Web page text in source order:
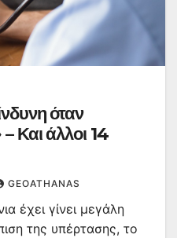
όταν
Και άλλοι 14
GEOATHANAS
έχει γίνει μεγάλη
της υπέρτασης, το